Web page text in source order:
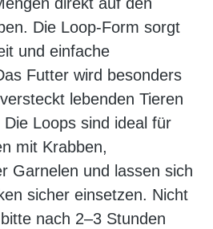
Die Loop-Form sorgt
und einfache
Futter wird besonders
lebenden Tieren
Loops sind ideal für
mit Krabben,
Garnelen und lassen sich
sicher einsetzen. Nicht
nach 2–3 Stunden